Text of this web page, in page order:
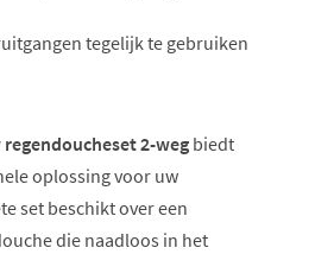
tegelijk te gebruiken
2-weg biedt
oplossing voor uw
set beschikt over een
die naadloos in het